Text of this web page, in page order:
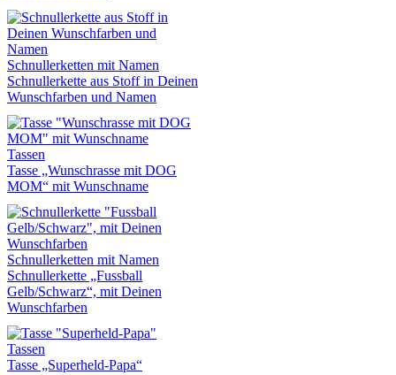
Schnullerketten mit Namen
Schnullerkette aus Stoff in Deinen
Wunschfarben und Namen
Tassen
Tasse „Wunschrasse mit DOG
MOM“ mit Wunschname
Schnullerketten mit Namen
Schnullerkette „Fussball
Gelb/Schwarz“, mit Deinen
Wunschfarben
Tassen
Tasse „Superheld-Papa“